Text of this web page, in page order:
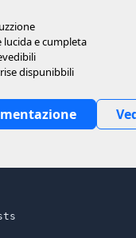
e cumpleta
dispunibbili